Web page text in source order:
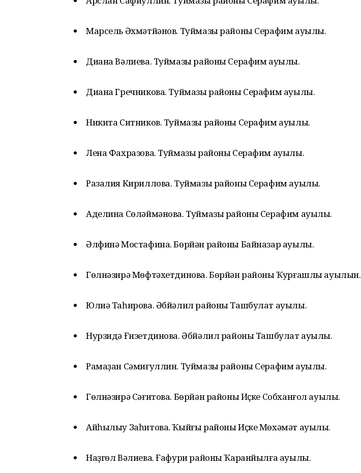
Марсель Әхмәтйәнов. Туймазы районы Серафим ауылы.
Диана Вәлиева. Туймазы районы Серафим ауылы.
Диана Гречникова. Туймазы районы Серафим ауылы.
Никита Ситников. Туймазы районы Серафим ауылы.
Лена Фахразова. Туймазы районы Серафим ауылы.
Разалия Кириллова. Туймазы районы Серафим ауылы.
Аделина Сөләймәнова. Туймазы районы Серафим ауылы.
Әлфинә Мостафина. Бөрйән районы Байназар ауылы.
Гөлнәзирә Мөфтәхетдинова. Бөрйән районы Ҡурғашлы ауылын.
Юлиә Таһирова. Әбйәлил районы Ташбулат ауылы.
Нурзидә Ғизетдинова. Әбйәлил районы Ташбулат ауылы.
Рамаҙан Сәмиғуллин. Туймазы районы Серафим ауылы.
Гөлнәзирә Сәғитова. Бөрйән районы Иҫке Собханғол ауылы.
Айһылыу Заһитова. Ҡыйғы районы Иҫке Мөхәмәт ауылы.
Наҙгөл Вәлиева. Ғафури районы Ҡаранйылға ауылы.